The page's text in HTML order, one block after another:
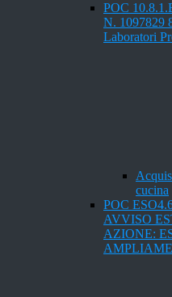
POC
N. 1097829
Laboratori
cucina
POC
AVVISO
AZIONE: